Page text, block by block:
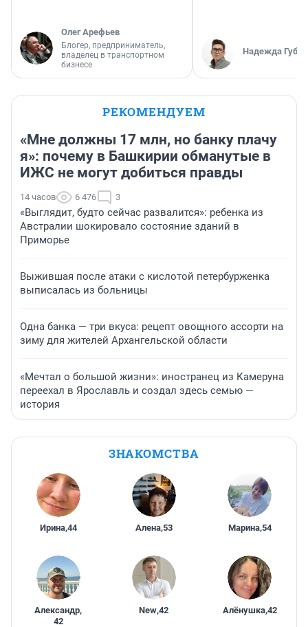
Олег Арефьев
Блогер, предприниматель,
владелец в транспортном
бизнесе
Надежда
РЕКОМЕНДУЕМ
«Мне должны 17 млн, но банку плачу
я»: почему в Башкирии обманутые в
ИЖС не могут добиться правды
14 часов 6 476 3
«Выглядит, будто сейчас развалится»: ребенка из
Австралии шокировало состояние зданий в
Приморье
Выжившая после атаки с кислотой петербурженка
выписалась из больницы
Одна банка — три вкуса: рецепт овощного ассорти на
зиму для жителей Архангельской области
«Мечтал о большой жизни»: иностранец из Камеруна
переехал в Ярославль и создал здесь семью —
история
ЗНАКОМСТВА
Ирина,44 Алена,53 Марина,54
Александр,
42
New,42 Алёнушка,42